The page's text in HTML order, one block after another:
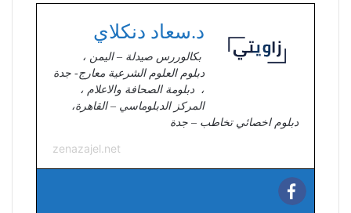
د.سعاد دنكلاي
بكالوررس صيدلة – اليمن ،
دبلوم العلوم الشرعية معارج- جدة
، دبلومة الصحافة والاعلام ،
المركز الدبلوماسي – القاهرة،
دبلوم اخصائي تخاطب – جدة
zenazajel.net